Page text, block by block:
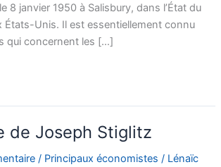
8 janvier 1950 à Salisbury, dans l’État du
États-Unis. Il est essentiellement connu
qui concernent les […]
de Joseph Stiglitz
/ Principaux économistes / Lénaïc